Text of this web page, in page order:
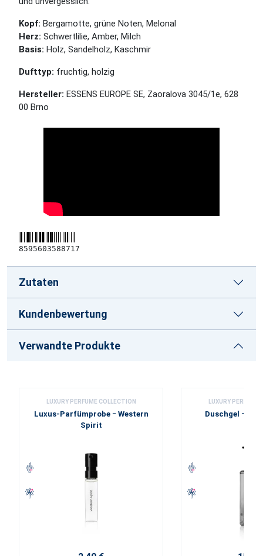
Kopf: Bergamotte, grüne Noten, Melonal
Herz: Schwertlilie, Amber, Milch
Basis: Holz, Sandelholz, Kaschmir
Dufttyp: fruchtig, holzig
Hersteller: ESSENS EUROPE SE, Zaoralova 3045/1e, 628
00 Brno
8595603588717
Zutaten
Kundenbewertung
Verwandte Produkte
LUXURY PERFUME COLLECTION
Luxus-Parfümprobe − Western
Spirit
LUXURY
Duschgel −